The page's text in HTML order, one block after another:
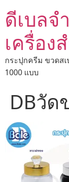
ดีเบล
เครื่อง
กระปุกครีม ขวดส
1000 แบบ
DBวัด